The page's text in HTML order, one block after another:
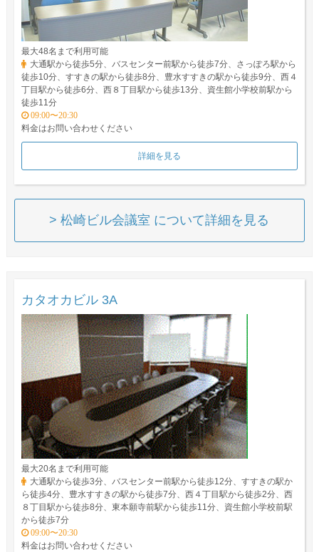
最大48名まで利用可能
大通駅から徒歩5分、バスセンター前駅から徒歩7分、さっぽろ駅から
徒歩10分、すすきの駅から徒歩8分、豊水すすきの駅から徒歩9分、西４
丁目駅から徒歩6分、西８丁目駅から徒歩13分、資生館小学校前駅から
徒歩11分
09:00〜20:30
料金はお問い合わせください
詳細を見る
> 松崎ビル会議室 について詳細を見る
カタオカビル 3A
最大20名まで利用可能
大通駅から徒歩3分、バスセンター前駅から徒歩12分、すすきの駅か
ら徒歩4分、豊水すすきの駅から徒歩7分、西４丁目駅から徒歩2分、西
８丁目駅から徒歩8分、東本願寺前駅から徒歩11分、資生館小学校前駅
から徒歩7分
09:00〜20:30
料金はお問い合わせください